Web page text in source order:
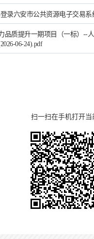
录六安市公共资源电子交易系
品质提升一期项目（一标）--
06-24).pdf
扫一扫在手机打开当